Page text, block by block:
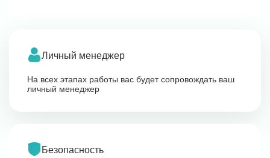
Личный менеджер
На всех этапах работы вас будет сопровождать ваш
личный менеджер
Безопасность